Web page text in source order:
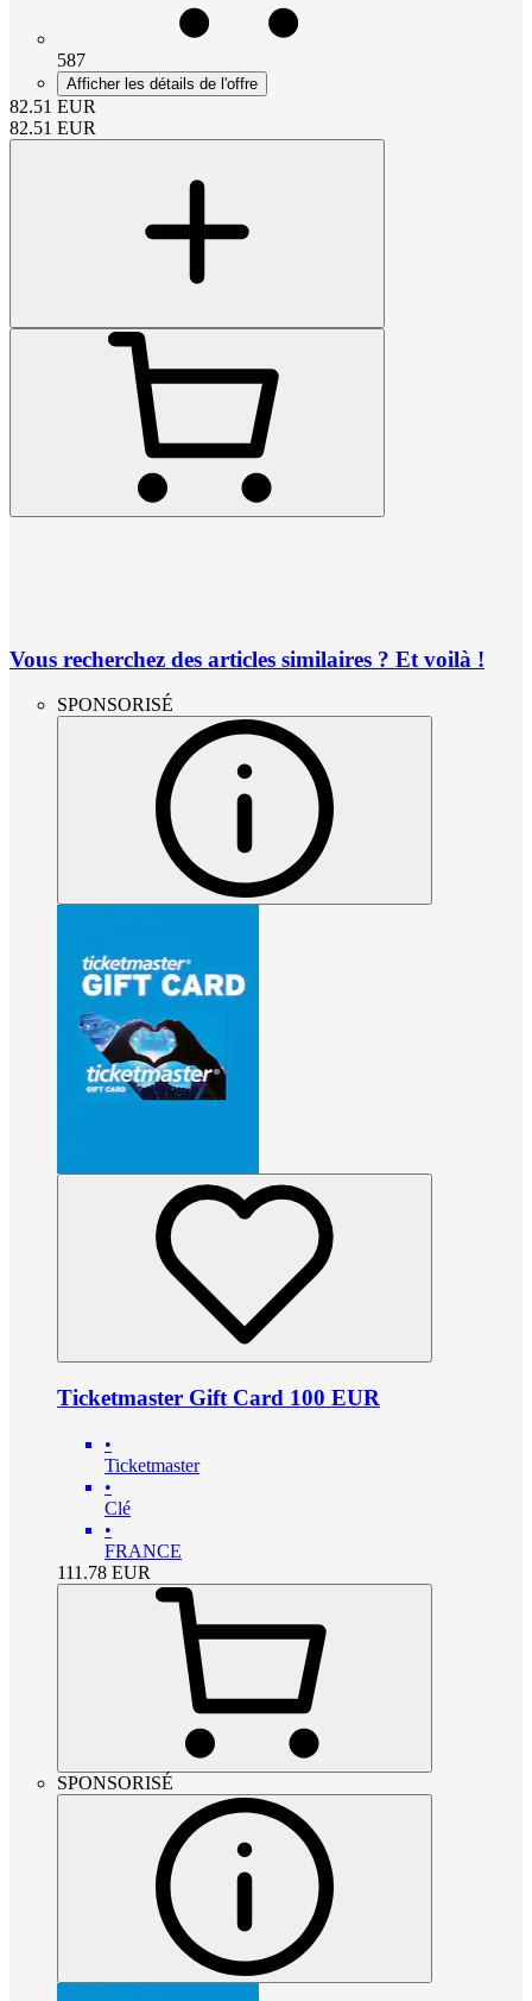
587
Afficher les détails de l'offre
82.51 EUR
82.51 EUR
Vous recherchez des articles similaires ? Et voilà !
SPONSORISÉ
Ticketmaster Gift Card 100 EUR
•
Ticketmaster
•
Clé
•
FRANCE
111.78 EUR
SPONSORISÉ